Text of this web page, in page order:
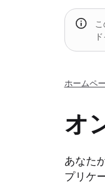
ホームペ
オ
あなた
プリケ